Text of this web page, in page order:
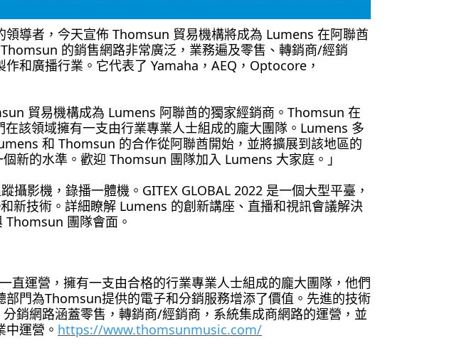
領導者，今天宣佈 Thomsun 貿易機構將成為 Lumens 在阿聯酋
的銷售網路非常廣泛，業務遍及零售、轉銷商/經銷
和廣播行業。它代表了 Yamaha，AEQ，Optocore，
貿易機構成為 Lumens 阿聯酋的獨家經銷商。Thomsun 在
該領域擁有一支由行業專業人士組成的龐大團隊。Lumens 多
和 Thomsun 的合作從阿聯酋開始，並將擴展到該地區的
新的水準。歡迎 Thomsun 團隊加入 Lumens 大家庭。」
影機，錄播一體機。GITEX GLOBAL 2022 是一個大型平臺，
新技術。詳細瞭解 Lumens 的創新講座、直播和視訊會議解決
Thomsun 團隊會面。
運營，擁有一支由合格的行業專業人士組成的龐大團隊，他們
門為Thomsun提供的電子和分銷服務增添了價值。先進的技術
銷網路涵蓋零售，轉銷商/經銷商，系統集成商網路的運營，並
運營。 https://www.thomsunmusic.com/